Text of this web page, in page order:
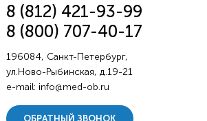
8 (812) 421-93-99
8 (800) 707-40-17
196084, Санкт-Петербург,
ул.Ново-Рыбинская, д.19-21
e-mail: info@med-ob.ru
ОБРАТНЫЙ ЗВОНОК